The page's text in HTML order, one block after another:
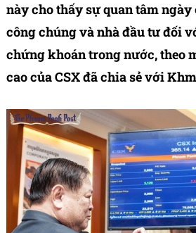
này cho thấy sự quan tâm ngày
công chúng và nhà đầu tư đối
chứng khoán trong nước, theo
cao của CSX đã chia sẻ với